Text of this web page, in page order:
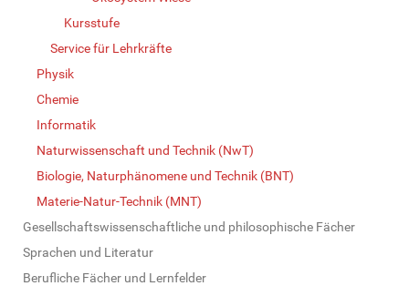
Kursstufe
Service für Lehrkräfte
Physik
Chemie
Informatik
Naturwissenschaft und Technik (NwT)
Biologie, Naturphänomene und Technik (BNT)
Materie-Natur-Technik (MNT)
Gesellschaftswissenschaftliche und philosophische Fächer
Sprachen und Literatur
Berufliche Fächer und Lernfelder